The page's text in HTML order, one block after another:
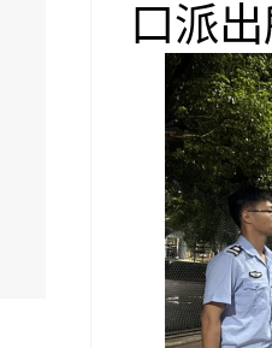
口派